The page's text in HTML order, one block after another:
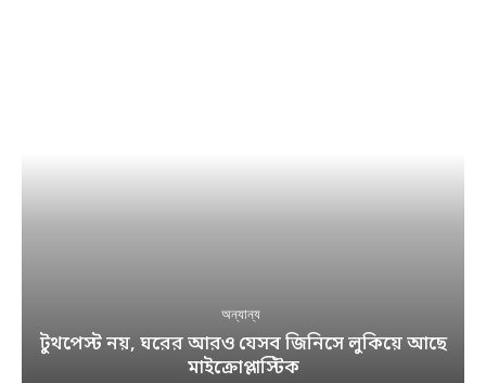
অন্যান্য
টুথপেস্ট নয়, ঘরের আরও যেসব জিনিসে লুকিয়ে আছে
মাইক্রোপ্লাস্টিক